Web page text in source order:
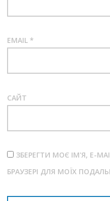
EMAIL *
САЙТ
ЗБЕРЕГТИ МОЄ ІМ'Я, E-
БРАУЗЕРІ ДЛЯ МОЇХ